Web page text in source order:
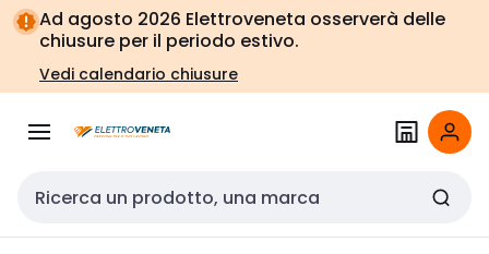
Vai alla
navigazione
Vai
alla
pagina
Ad agosto 2026 Elettroveneta osserverà delle
chiusure per il periodo estivo.
Vedi calendario chiusure
Cerca input